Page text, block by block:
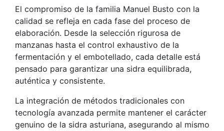
El compromiso de la familia Manuel Busto con la
calidad se refleja en cada fase del proceso de
elaboración. Desde la selección rigurosa de
manzanas hasta el control exhaustivo de la
fermentación y el embotellado, cada detalle está
pensado para garantizar una sidra equilibrada,
auténtica y consistente.
La integración de métodos tradicionales con
tecnología avanzada permite mantener el carácter
genuino de la sidra asturiana, asegurando al mismo